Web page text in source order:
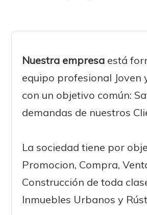
Nuestra empresa está
equipo profesional Joven
con un objetivo común:
demandas de nuestros
La sociedad tiene por
Promocion, Compra,
Construcción de toda
Inmuebles Urbanos y